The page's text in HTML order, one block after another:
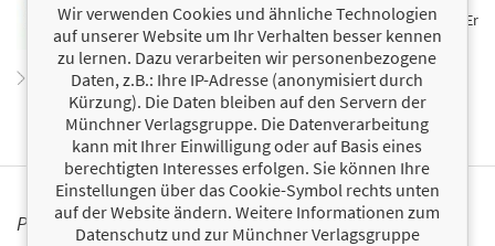
tiefe Einblicke in die eigene Persönlichkeit ermöglicht. Er
ist erfolgreicher Autor der ReiheDie Wahrheit über ...
Zum Profil von David Tripolina
PERSONALISIERTE PRODUKTINFORMATIONEN
Wir verwenden Cookies und ähnliche Technologien
auf unserer Website um Ihr Verhalten besser kennen
zu lernen. Dazu verarbeiten wir personenbezogene
Daten, z.B.: Ihre IP-Adresse (anonymisiert durch
Kürzung). Die Daten bleiben auf den Servern der
Münchner Verlagsgruppe. Die Datenverarbeitung
kann mit Ihrer Einwilligung oder auf Basis eines
berechtigten Interesses erfolgen. Sie können Ihre
Einstellungen über das Cookie-Symbol rechts unten
auf der Website ändern. Weitere Informationen zum
Datenschutz und zur Münchner Verlagsgruppe